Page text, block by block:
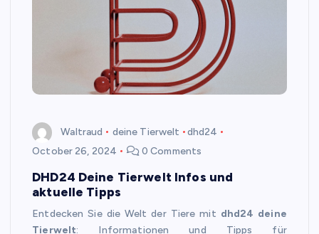
Waltraud deine Tierwelt
dhd24
October 26, 2024
0 Comments
DHD24 Deine Tierwelt Infos und
aktuelle Tipps
Entdecken Sie die Welt der Tiere mit dhd24 deine
Tierwelt: Informationen und Tipps für